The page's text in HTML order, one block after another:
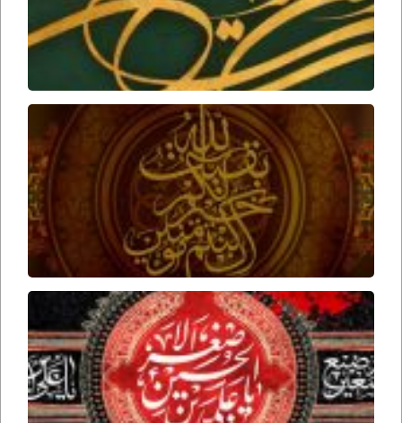
ارواحنا
فداه
عوامل
زمان
ارواحنا
فداه
برخورد
حسین
علیه
السلام
با علی
اصغر